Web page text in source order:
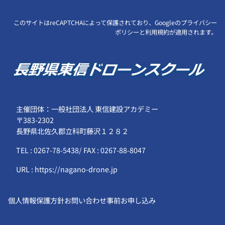
このサイトはreCAPTCHAによって保護されており、Googleのプライバシー
ポリシーと利用規約が適用されます。
主催団体：一般社団法人 東信建設アカデミー
〒383-2302
長野県北佐久郡立科町藤沢１２８２
TEL : 0267-78-5438/ FAX : 0267-88-8047
URL : https://nagano-drone.jp
個人情報保護方針お問い合わせ事前お申し込み